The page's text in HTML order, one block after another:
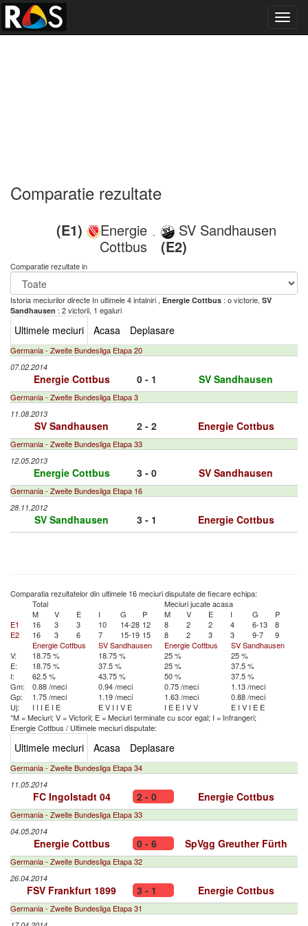
Comparatie rezultate
(E1)
Energie
Cottbus
-
SV Sandhausen
(E2)
Comparatie rezultate in
Istoria meciurilor directe In ultimele 4 intalniri , Energie Cottbus : o victorie, SV
Sandhausen : 2 victorii, 1 egaluri
Ultimele meciuri Acasa Deplasare
Germania - Zweite Bundesliga Etapa 20
07.02.2014
Energie Cottbus 0 - 1 SV Sandhausen
Germania - Zweite Bundesliga Etapa 3
11.08.2013
SV Sandhausen 2 - 2 Energie Cottbus
Germania - Zweite Bundesliga Etapa 33
12.05.2013
Energie Cottbus 3 - 0 SV Sandhausen
Germania - Zweite Bundesliga Etapa 16
28.11.2012
SV Sandhausen 3 - 1 Energie Cottbus
Comparatia rezultatelor din ultimele 16 meciuri disputate de fiecare echipa:
Total
Meciuri jucate acasa
M
V E I G P M V E I G
P
E1
16 3 3 10 14-28 12 8 2 2 4 6-13
8
E2
16 3 6 7 15-19 15 8 2 3 3 9-7
9
Energie Cottbus
SV Sandhausen Energie Cottbus
SV Sandhausen
V:
18.75 % 18.75 % 25 %
25 %
E:
18.75 % 37.5 % 25 %
37.5 %
I:
62.5 % 43.75 % 50 %
37.5 %
Gm:
0.88 /meci 0.94 /meci 0.75 /meci
1.13 /meci
Gp:
1.75 /meci 1.19 /meci 1.63 /meci
0.88 /meci
Uj:
I I I E I E EV I I V E I E E I VV E I V I E E
*M = Meciuri; V = Victorii; E = Meciuri terminate cu scor egal; I = Infrangeri;
Energie Cottbus / Ultimele meciuri disputate:
Ultimele meciuri Acasa Deplasare
Germania - Zweite Bundesliga Etapa 34
11.05.2014
FC Ingolstadt 04 2 - 0 Energie Cottbus
Germania - Zweite Bundesliga Etapa 33
04.05.2014
Energie Cottbus 0 - 6 SpVgg Greuther Fürth
Germania - Zweite Bundesliga Etapa 32
26.04.2014
FSV Frankfurt 1899 3 - 1 Energie Cottbus
Germania - Zweite Bundesliga Etapa 31